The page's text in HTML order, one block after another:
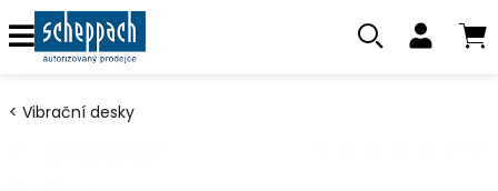
Vibrační desky